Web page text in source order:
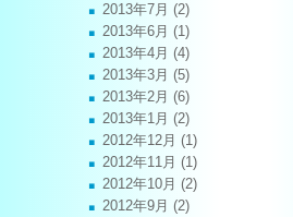
2013年7月 (2)
2013年6月 (1)
2013年4月 (4)
2013年3月 (5)
2013年2月 (6)
2013年1月 (2)
2012年12月 (1)
2012年11月 (1)
2012年10月 (2)
2012年9月 (2)